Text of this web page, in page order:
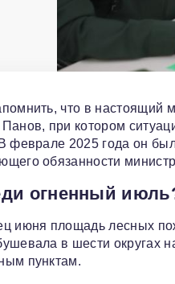
что в настоящий
при котором
феврале 2025 года он
обязанности
огненный
июня площадь лесных
в шести округах
пунктам.